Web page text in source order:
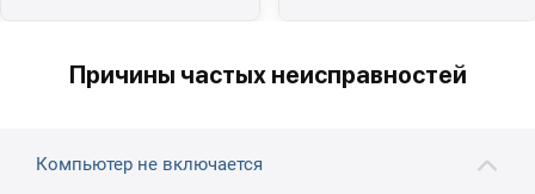
Причины частых неисправностей
Компьютер не включается